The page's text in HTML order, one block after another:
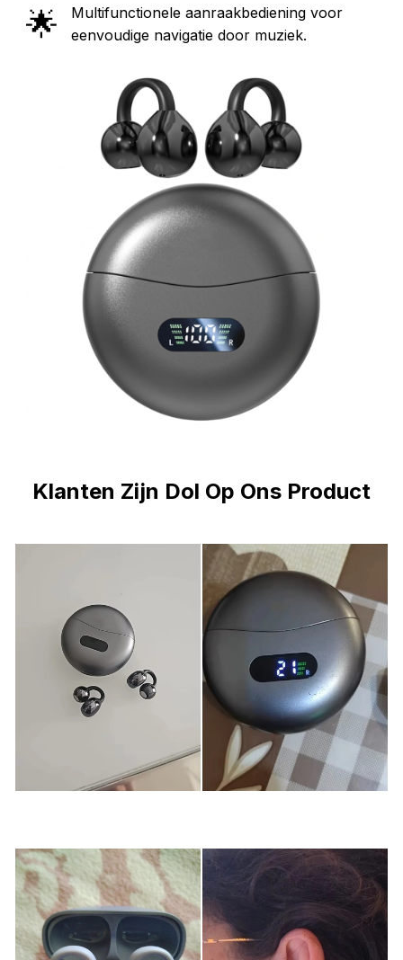
🌟
Multifunctionele aanraakbediening voor
eenvoudige navigatie door muziek.
Klanten Zijn Dol Op Ons Product